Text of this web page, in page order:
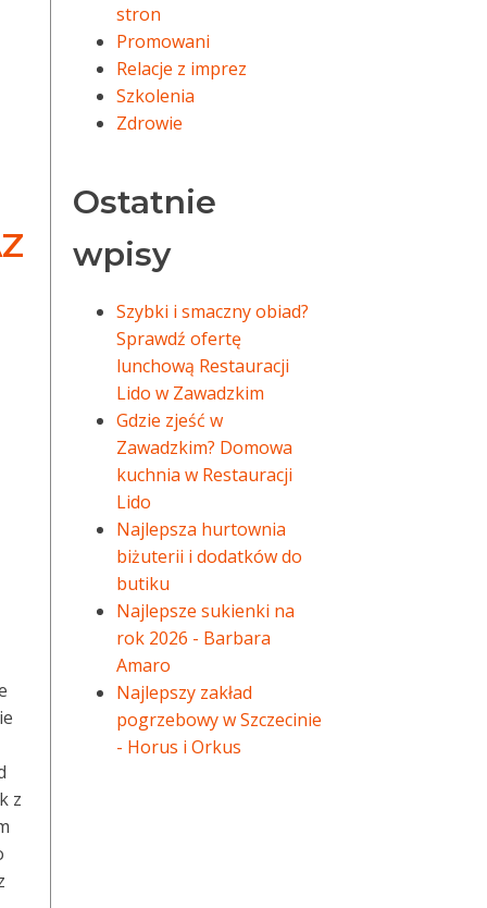
z
stron
Promowani
Relacje z imprez
Szkolenia
Zdrowie
Ostatnie
wpisy
Szybki i smaczny obiad?
Sprawdź ofertę
lunchową Restauracji
Lido w Zawadzkim
Gdzie zjeść w
Zawadzkim? Domowa
kuchnia w Restauracji
Lido
Najlepsza hurtownia
biżuterii i dodatków do
butiku
Najlepsze sukienki na
rok 2026 - Barbara
Amaro
Najlepszy zakład
pogrzebowy w Szczecinie
- Horus i Orkus